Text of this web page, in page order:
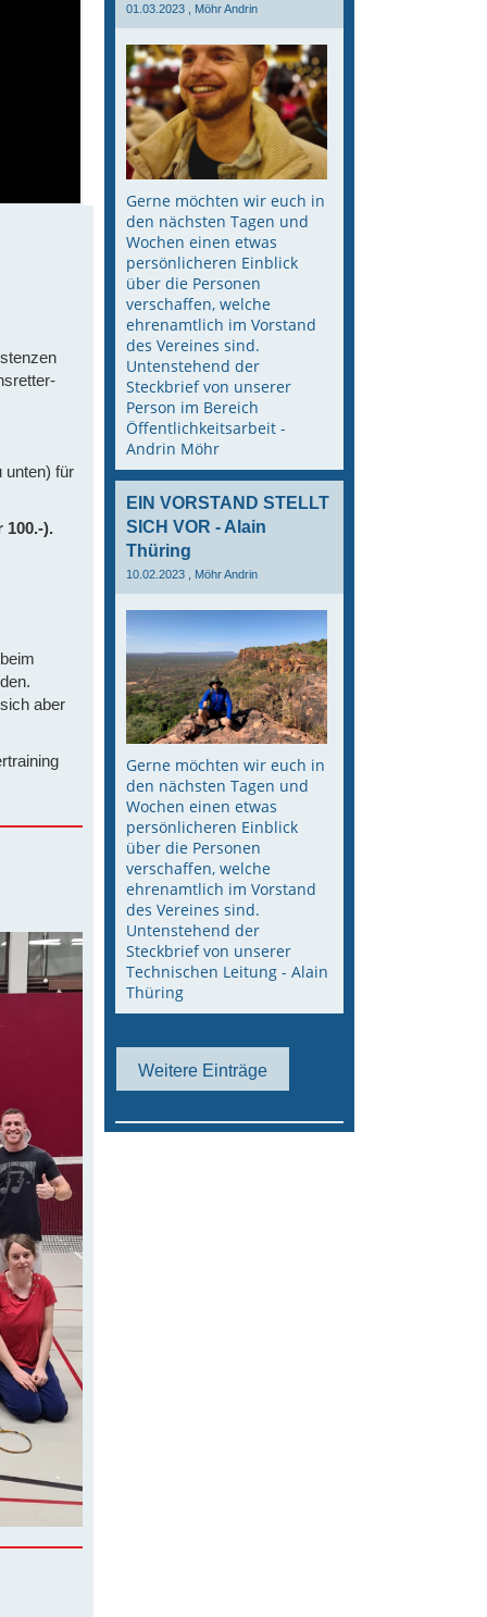
unten) für
100.-).
aber
01.03.2023 , Möhr Andrin
Gerne möchten wir euch in
den nächsten Tagen und
Wochen einen etwas
persönlicheren Einblick
über die Personen
verschaffen, welche
ehrenamtlich im Vorstand
des Vereines sind.
Untenstehend der
Steckbrief von unserer
Person im Bereich
Öffentlichkeitsarbeit -
Andrin Möhr
EIN VORSTAND STELLT
SICH VOR - Alain
Thüring
10.02.2023 , Möhr Andrin
Gerne möchten wir euch in
den nächsten Tagen und
Wochen einen etwas
persönlicheren Einblick
über die Personen
verschaffen, welche
ehrenamtlich im Vorstand
des Vereines sind.
Untenstehend der
Steckbrief von unserer
Technischen Leitung - Alain
Thüring
Weitere Einträge